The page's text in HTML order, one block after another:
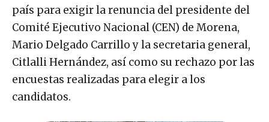
país para exigir la renuncia del presidente del
Comité Ejecutivo Nacional (CEN) de Morena,
Mario Delgado Carrillo y la secretaria general,
Citlalli Hernández, así como su rechazo por las
encuestas realizadas para elegir a los
candidatos.